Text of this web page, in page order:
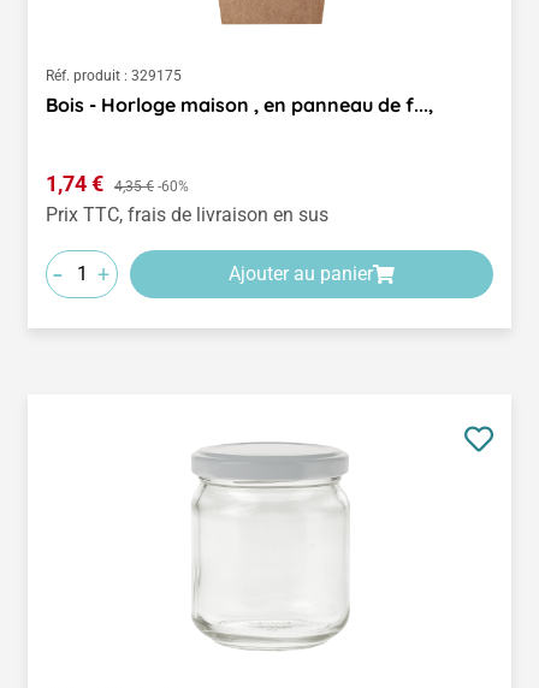
Réf. produit : 329175
Bois - Horloge maison , en panneau de f...,
Prix de vente :
1,74 € Prix régulier :
4,35 € -60%
Prix TTC, frais de livraison en sus
- + Ajouter au panier